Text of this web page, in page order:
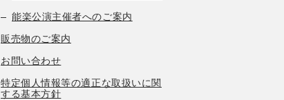
能楽公演主催者へのご案内
販売物のご案内
お問い合わせ
特定個人情報等の適正な取扱いに関
する基本方針